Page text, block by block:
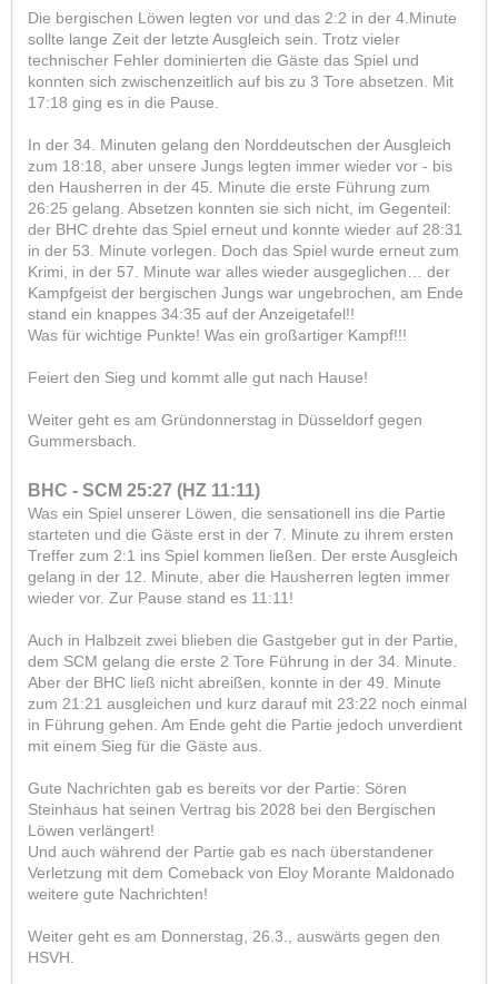
Die bergischen Löwen legten vor und das 2:2 in der 4.Minute
sollte lange Zeit der letzte Ausgleich sein. Trotz vieler
technischer Fehler dominierten die Gäste das Spiel und
konnten sich zwischenzeitlich auf bis zu 3 Tore absetzen. Mit
17:18 ging es in die Pause.
In der 34. Minuten gelang den Norddeutschen der Ausgleich
zum 18:18, aber unsere Jungs legten immer wieder vor - bis
den Hausherren in der 45. Minute die erste Führung zum
26:25 gelang. Absetzen konnten sie sich nicht, im Gegenteil:
der BHC drehte das Spiel erneut und konnte wieder auf 28:31
in der 53. Minute vorlegen. Doch das Spiel wurde erneut zum
Krimi, in der 57. Minute war alles wieder ausgeglichen… der
Kampfgeist der bergischen Jungs war ungebrochen, am Ende
stand ein knappes 34:35 auf der Anzeigetafel!!
Was für wichtige Punkte! Was ein großartiger Kampf!!!
Feiert den Sieg und kommt alle gut nach Hause!
Weiter geht es am Gründonnerstag in Düsseldorf gegen
Gummersbach.
BHC - SCM 25:27 (HZ 11:11)
Was ein Spiel unserer Löwen, die sensationell ins die Partie
starteten und die Gäste erst in der 7. Minute zu ihrem ersten
Treffer zum 2:1 ins Spiel kommen ließen. Der erste Ausgleich
gelang in der 12. Minute, aber die Hausherren legten immer
wieder vor. Zur Pause stand es 11:11!
Auch in Halbzeit zwei blieben die Gastgeber gut in der Partie,
dem SCM gelang die erste 2 Tore Führung in der 34. Minute.
Aber der BHC ließ nicht abreißen, konnte in der 49. Minute
zum 21:21 ausgleichen und kurz darauf mit 23:22 noch einmal
in Führung gehen. Am Ende geht die Partie jedoch unverdient
mit einem Sieg für die Gäste aus.
Gute Nachrichten gab es bereits vor der Partie: Sören
Steinhaus hat seinen Vertrag bis 2028 bei den Bergischen
Löwen verlängert!
Und auch während der Partie gab es nach überstandener
Verletzung mit dem Comeback von Eloy Morante Maldonado
weitere gute Nachrichten!
Weiter geht es am Donnerstag, 26.3., auswärts gegen den
HSVH.